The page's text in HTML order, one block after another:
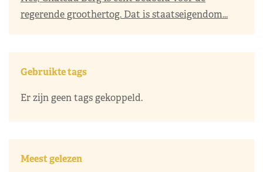
regerende groothertog. Dat is staatseigendom...
Gebruikte tags
Er zijn geen tags gekoppeld.
Meest gelezen